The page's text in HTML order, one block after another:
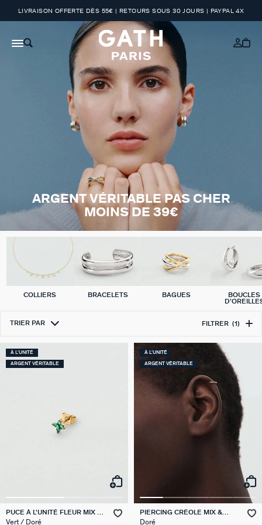
LIVRAISON OFFERTE DÈS 55€ | RETOURS SOUS 30 JOURS | PAYPAL 4X
ARGENT VÉRITABLE PAS CHER
MOINS DE 39€
COLLIERS BRACELETS BAGUES
BOUCLES
TRIER PAR FILTRER (1)
À L'UNITÉ
ARGENT VÉRITABLE
PUCE À L'UNITÉ FLEUR MIX &
MATCH
Vert / Doré
À L'UNITÉ
ARGENT VÉRITABLE
PIERCING CRÉOLE MIX &
MATCH
Doré